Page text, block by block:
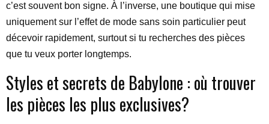
c’est souvent bon signe. À l’inverse, une boutique qui mise
uniquement sur l’effet de mode sans soin particulier peut
décevoir rapidement, surtout si tu recherches des pièces
que tu veux porter longtemps.
Styles et secrets de Babylone : où trouver
les pièces les plus exclusives?